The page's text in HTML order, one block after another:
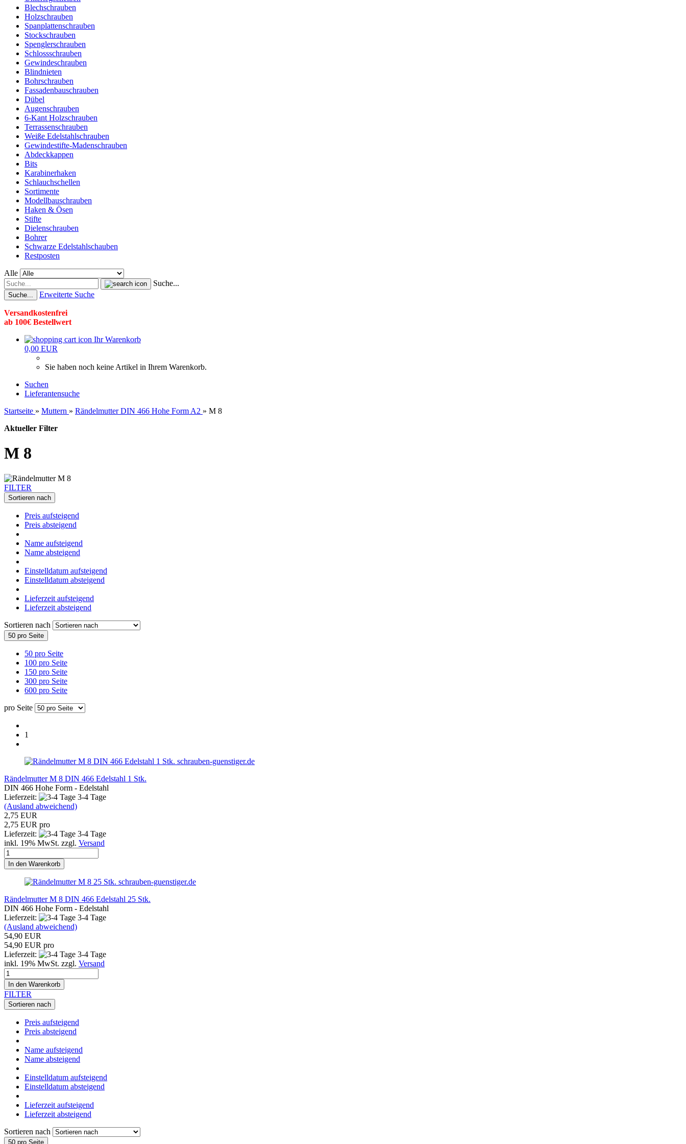
Blechschrauben
Holzschrauben
Spanplattenschrauben
Stockschrauben
Spenglerschrauben
Schlossschrauben
Gewindeschrauben
Blindnieten
Bohrschrauben
Fassadenbauschrauben
Dübel
Augenschrauben
6-Kant Holzschrauben
Terrassenschrauben
Weiße Edelstahlschrauben
Gewindestifte-Madenschrauben
Abdeckkappen
Bits
Karabinerhaken
Schlauchschellen
Sortimente
Modellbauschrauben
Haken & Ösen
Stifte
Dielenschrauben
Bohrer
Schwarze Edelstahlschauben
Restposten
Alle
Suche...
Suche... Erweiterte Suche
Versandkostenfrei
ab 100€ Bestellwert
Ihr Warenkorb
0,00 EUR
Sie haben noch keine Artikel in Ihrem Warenkorb.
Suchen
Lieferantensuche
Startseite » Muttern » Rändelmutter DIN 466 Hohe Form A2 » M 8
Aktueller Filter
M 8
FILTER
Sortieren nach
Preis aufsteigend
Preis absteigend
Name aufsteigend
Name absteigend
Einstelldatum aufsteigend
Einstelldatum absteigend
Lieferzeit aufsteigend
Lieferzeit absteigend
Sortieren nach
50 pro Seite
50 pro Seite
100 pro Seite
150 pro Seite
300 pro Seite
600 pro Seite
pro Seite
1
schrauben-guenstiger.de
Rändelmutter M 8 DIN 466 Edelstahl 1 Stk.
DIN 466 Hohe Form - Edelstahl
Lieferzeit:
3-4 Tage
(Ausland abweichend)
2,75 EUR
2,75 EUR pro
Lieferzeit:
3-4 Tage
inkl. 19% MwSt. zzgl. Versand
In den Warenkorb
schrauben-guenstiger.de
Rändelmutter M 8 DIN 466 Edelstahl 25 Stk.
DIN 466 Hohe Form - Edelstahl
Lieferzeit:
3-4 Tage
(Ausland abweichend)
54,90 EUR
54,90 EUR pro
Lieferzeit:
3-4 Tage
inkl. 19% MwSt. zzgl. Versand
In den Warenkorb
FILTER
Sortieren nach
Preis aufsteigend
Preis absteigend
Name aufsteigend
Name absteigend
Einstelldatum aufsteigend
Einstelldatum absteigend
Lieferzeit aufsteigend
Lieferzeit absteigend
Sortieren nach
50 pro Seite